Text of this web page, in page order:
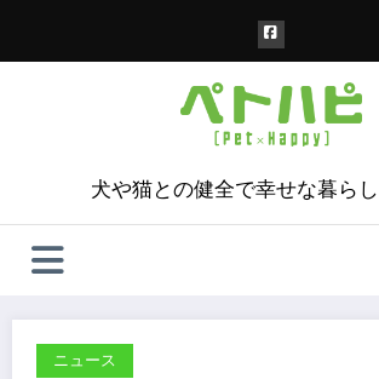
犬や猫との健全で幸せな暮ら
ニュース